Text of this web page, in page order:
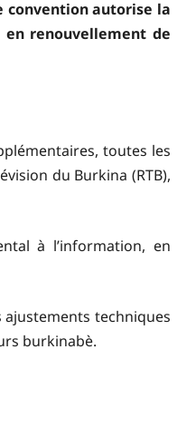
convention autorise la
renouvellement de
toutes les
du Burkina (RTB),
à l’information, en
techniques
burkinabè.